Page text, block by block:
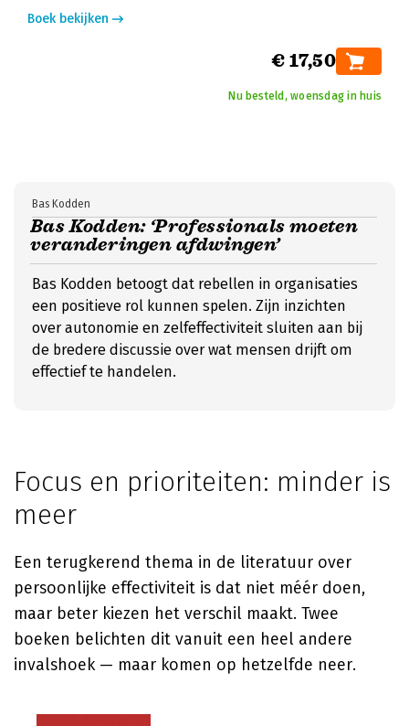
Boek bekijken
€ 17,50
Nu besteld, woensdag in huis
Bas Kodden: ‘Professionals moeten
veranderingen afdwingen’
Bas Kodden
Bas Kodden betoogt dat rebellen in organisaties
een positieve rol kunnen spelen. Zijn inzichten
over autonomie en zelfeffectiviteit sluiten aan bij
de bredere discussie over wat mensen drijft om
effectief te handelen.
Focus en prioriteiten: minder is
meer
Een terugkerend thema in de literatuur over
persoonlijke effectiviteit is dat niet méér doen,
maar beter kiezen het verschil maakt. Twee
boeken belichten dit vanuit een heel andere
invalshoek — maar komen op hetzelfde neer.